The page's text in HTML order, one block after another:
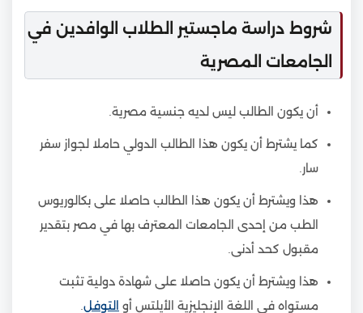
شروط دراسة ماجستير الطلاب الوافدين في
الجامعات المصرية
أن يكون الطالب ليس لديه جنسية مصرية.
كما يشترط أن يكون هذا الطالب الدولي حاملا لجواز سفر
سار.
هذا ويشترط أن يكون هذا الطالب حاصلا على بكالوريوس
الطب من إحدى الجامعات المعترف بها في مصر بتقدير
مقبول كحد أدنى.
هذا ويشترط أن يكون حاصلا على شهادة دولية تثبت
مستواه في اللغة الإنجليزية الأيلتس أو
التوفل